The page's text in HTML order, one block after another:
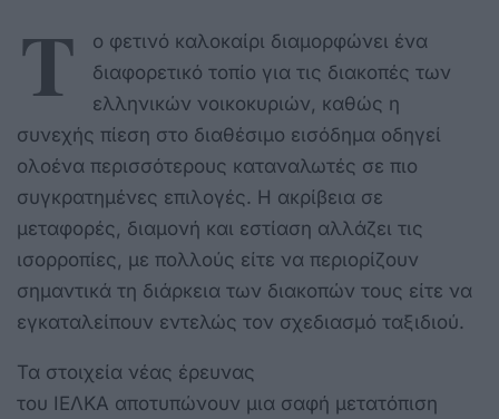
Τ
ο φετινό καλοκαίρι διαμορφώνει ένα
διαφορετικό τοπίο για τις διακοπές των
ελληνικών νοικοκυριών, καθώς η
συνεχής πίεση στο διαθέσιμο εισόδημα οδηγεί
ολοένα περισσότερους καταναλωτές σε πιο
συγκρατημένες επιλογές. Η ακρίβεια σε
μεταφορές, διαμονή και εστίαση αλλάζει τις
ισορροπίες, με πολλούς είτε να περιορίζουν
σημαντικά τη διάρκεια των διακοπών τους είτε να
εγκαταλείπουν εντελώς τον σχεδιασμό ταξιδιού.
Τα στοιχεία νέας έρευνας
του ΙΕΛΚΑ αποτυπώνουν μια σαφή μετατόπιση